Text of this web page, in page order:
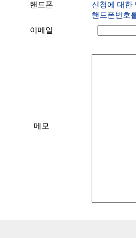
개인정보의 수집
회사는 수집한 개
정보제공 , 물품
핸드폰
신청에 대한
핸드폰번호
이메일
메모